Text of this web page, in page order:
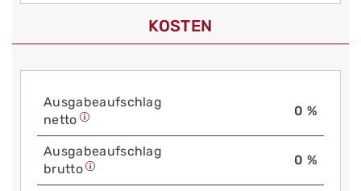
KOSTEN
Aus­gabe­auf­schlag
netto
0 %
Aus­gabe­auf­schlag
brutto
0 %